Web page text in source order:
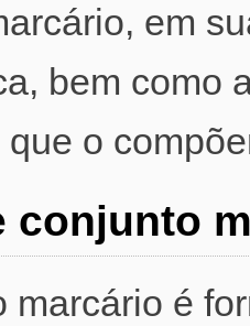
em
bem como
o
conjunto
marcário é